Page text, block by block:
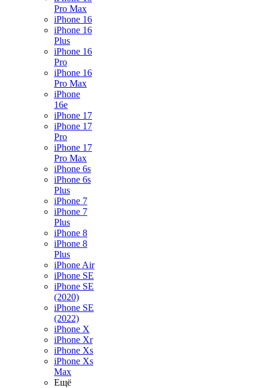
Pro Max
iPhone 16
iPhone 16
Plus
iPhone 16
Pro
iPhone 16
Pro Max
iPhone
16e
iPhone 17
iPhone 17
Pro
iPhone 17
Pro Max
iPhone 6s
iPhone 6s
Plus
iPhone 7
iPhone 7
Plus
iPhone 8
iPhone 8
Plus
iPhone Air
iPhone SE
iPhone SE
(2020)
iPhone SE
(2022)
iPhone X
iPhone Xr
iPhone Xs
iPhone Xs
Max
Ещё